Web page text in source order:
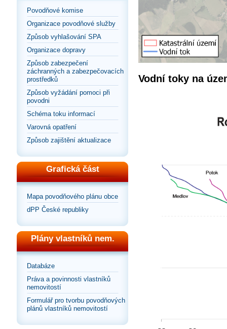
Povodňové komise
Organizace povodňové služby
Způsob vyhlašování SPA
Organizace dopravy
Způsob zabezpečení
záchranných a zabezpečovacích
prostředků
Způsob vyžádání pomoci při
povodni
Schéma toku informací
Varovná opatření
Způsob zajištění aktualizace
Grafická část
Mapa povodňového plánu obce
dPP České republiky
Plány vlastníků nem.
Databáze
Práva a povinnosti vlastníků
nemovitostí
Formulář pro tvorbu povodňových
plánů vlastníků nemovitostí
Vodní toky na